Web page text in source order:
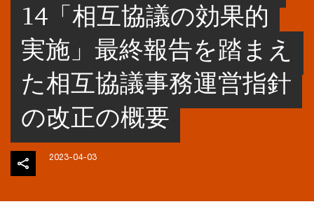
14「相互協議の効果的
実施」最終報告を踏まえ
た相互協議事務運営指針
の改正の概要
2023-04-03